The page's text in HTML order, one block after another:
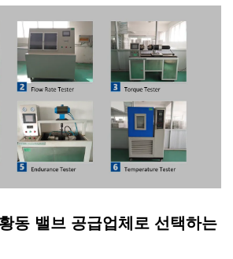
동 밸브 공급업체로 선택하는